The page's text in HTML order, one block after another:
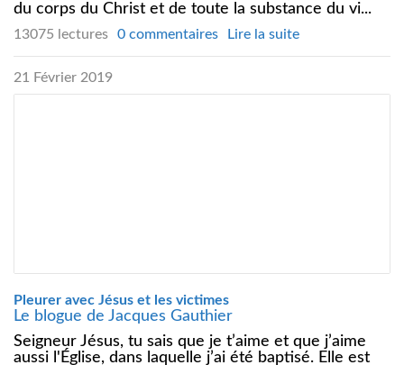
du corps du Christ et de toute la substance du vi...
13075 lectures 0 commentaires Lire la suite
21 Février 2019
Pleurer avec Jésus et les victimes
Le blogue de Jacques Gauthier
Seigneur Jésus, tu sais que je t’aime et que j’aime
aussi l'Église, dans laquelle j’ai été baptisé. Elle est